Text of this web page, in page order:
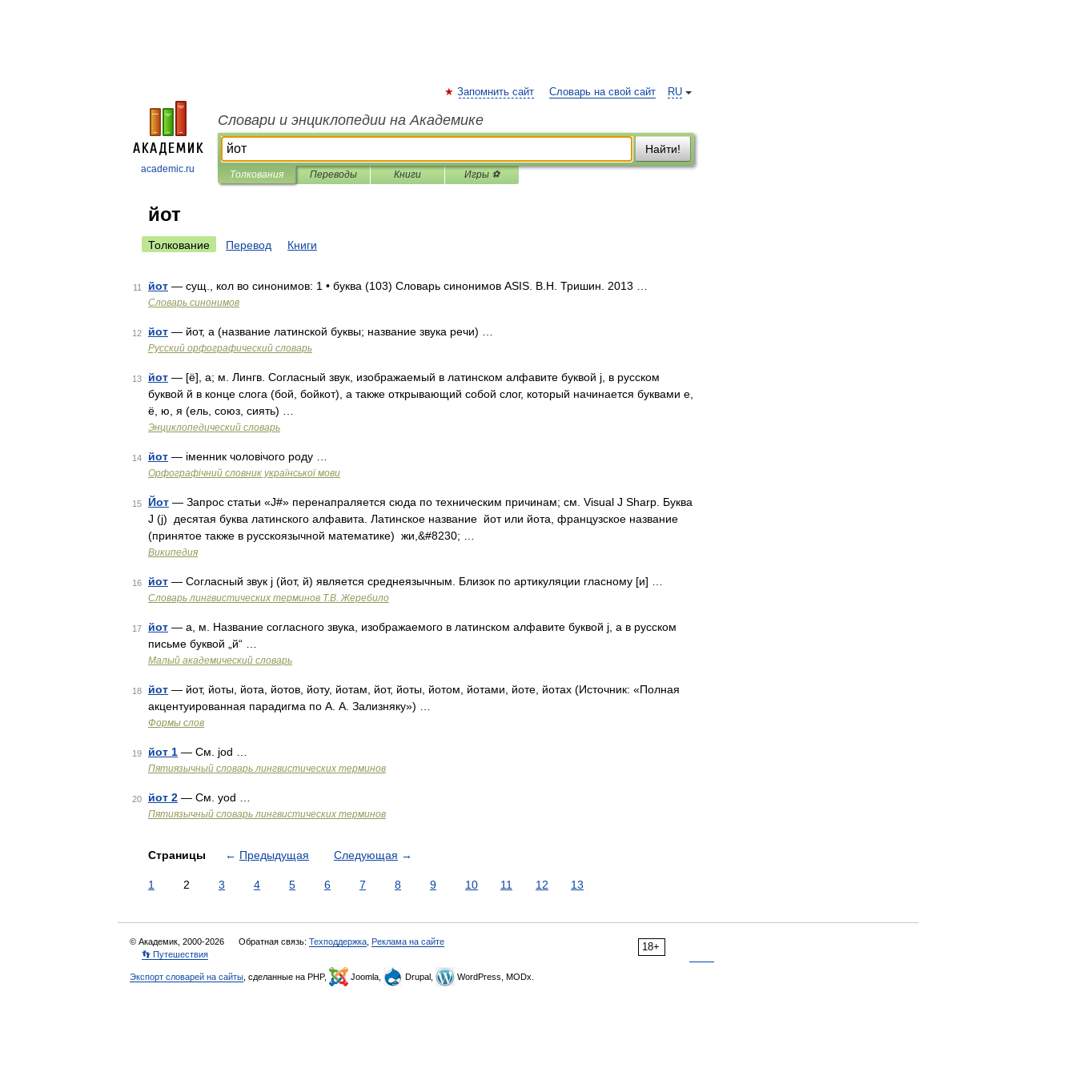
academic.ru
RU
Запомнить сайт Словарь на свой сайт
Словари и энциклопедии на Академике
Найти!
Толкования Переводы Книги Игры ⚽
йот
Толкование Перевод Книги
11 йот — сущ., кол во синонимов: 1 • буква (103) Словарь синонимов ASIS. В.Н. Тришин. 2013 …
Словарь синонимов
12 йот — йот, а (название латинской буквы; название звука речи) …
Русский орфографический словарь
13 йот — [ё], а; м. Лингв. Согласный звук, изображаемый в латинском алфавите буквой j, в русском
буквой й в конце слога (бой, бойкот), а также открывающий собой слог, который начинается буквами е,
ё, ю, я (ель, союз, сиять) …
Энциклопедический словарь
14 йот — іменник чоловічого роду …
Орфографічний словник української мови
15 Йот — Запрос статьи «J#» перенапраляется сюда по техническим причинам; см. Visual J Sharp. Буква
J (j) десятая буква латинского алфавита. Латинское название йот или йота, французское название
(принятое также в русскоязычной математике) жи,&#8230; …
Википедия
16 йот — Согласный звук j (йот, й) является среднеязычным. Близок по артикуляции гласному [и] …
Словарь лингвистических терминов Т.В. Жеребило
17 йот — а, м. Название согласного звука, изображаемого в латинском алфавите буквой j, а в русском
письме буквой „й“ …
Малый академический словарь
18 йот — йот, йоты, йота, йотов, йоту, йотам, йот, йоты, йотом, йотами, йоте, йотах (Источник: «Полная
акцентуированная парадигма по А. А. Зализняку») …
Формы слов
19 йот 1 — См. jod …
Пятиязычный словарь лингвистических терминов
20 йот 2 — См. yod …
Пятиязычный словарь лингвистических терминов
Страницы ← Предыдущая Следующая →
1 2 3 4 5 6 7 8 9 10 11 12 13
18+
© Академик, 2000-2026 Обратная связь: Техподдержка Реклама на сайте
👣 Путешествия
Экспорт словарей на сайты , сделанные на PHP, Joomla, Drupal, WordPress, MODx.